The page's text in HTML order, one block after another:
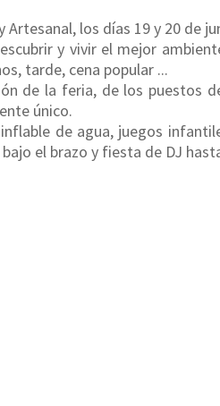
los días 19 y 20 de
y vivir el mejor
tarde, cena popular ...
de la feria, de los puestos
único.
de agua, juegos
el brazo y fiesta de DJ